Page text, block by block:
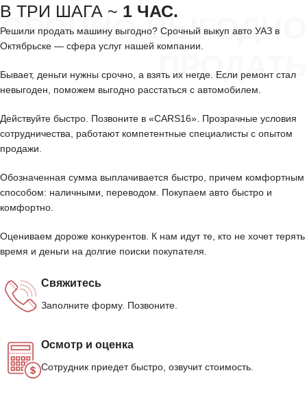
СРОЧНО ВЫГОДНО
ПРОДАТЬ
В ТРИ ШАГА ~ 1 ЧАС.
Решили продать машину выгодно? Срочный выкуп авто УАЗ в
Октябрьске — сфера услуг нашей компании.
Бывает, деньги нужны срочно, а взять их негде. Если ремонт стал
невыгоден, поможем выгодно расстаться с автомобилем.
Действуйте быстро. Позвоните в «CARS16». Прозрачные условия
сотрудничества, работают компетентные специалисты с опытом
продажи.
Обозначенная сумма выплачивается быстро, причем комфортным
способом: наличными, переводом. Покупаем авто быстро и
комфортно.
Оцениваем дороже конкурентов. К нам идут те, кто не хочет терять
время и деньги на долгие поиски покупателя.
Свяжитесь
Заполните форму. Позвоните.
Осмотр и оценка
Сотрудник приедет быстро, озвучит стоимость.